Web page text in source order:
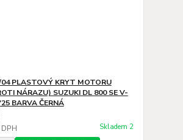
PLASTOVÝ KRYT MOTORU
NÁRAZU) SUZUKI DL 800 SE V-
BARVA ČERNÁ
Skladem 2